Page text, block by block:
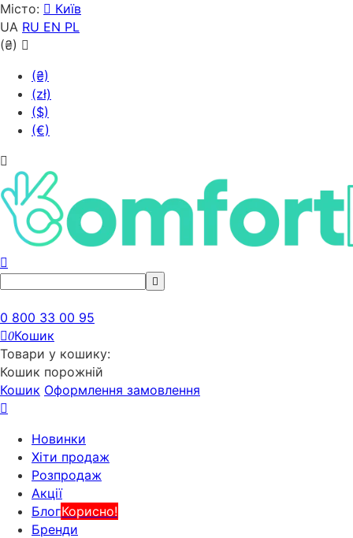
Місто:
Київ
UA RU EN PL
(₴)
(₴)
(zł)
($)
(€)
0 800 33 00 95
0Кошик
Товари у кошику:
Кошик порожній
Кошик Оформлення замовлення
Новинки
Хіти продаж
Розпродаж
Акції
БлогКорисно!
Бренди